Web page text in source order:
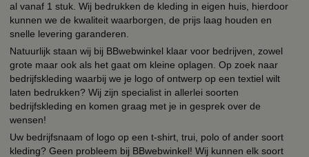
al vanaf 1 stuk. Wij bedrukken de kleding in eigen huis, hierdoor
kunnen we de kwaliteit waarborgen, de prijs laag houden en
snelle levering garanderen.
Natuurlijk staan wij bij BBwebwinkel klaar voor bedrijven, zowel
grote maar ook als het gaat om kleine oplagen. Op zoek naar
bedrijfskleding waarbij we je logo of ontwerp op een textiel wilt
laten bedrukken? Wij zijn specialist in allerlei soorten
bedrijfskleding en komen graag met je in gesprek over de
wensen!
Uw bedrijfsnaam of logo op een t-shirt, trui, polo of ander soort
kleding? Geen probleem bij BBwebwinkel! Wij kunnen elk soort